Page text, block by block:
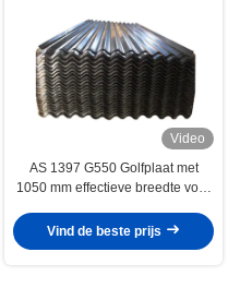
Video
AS 1397 G550 Golfplaat met
1050 mm effectieve breedte voor
wandsystemen
Vind de beste prijs